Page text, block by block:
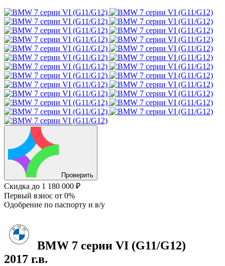
Проверить
Скидка до 1 180 000 ₽
Первый взнос от 0%
Одобрение по паспорту и в/у
BMW 7 серии VI (G11/G12)
2017 г.в.